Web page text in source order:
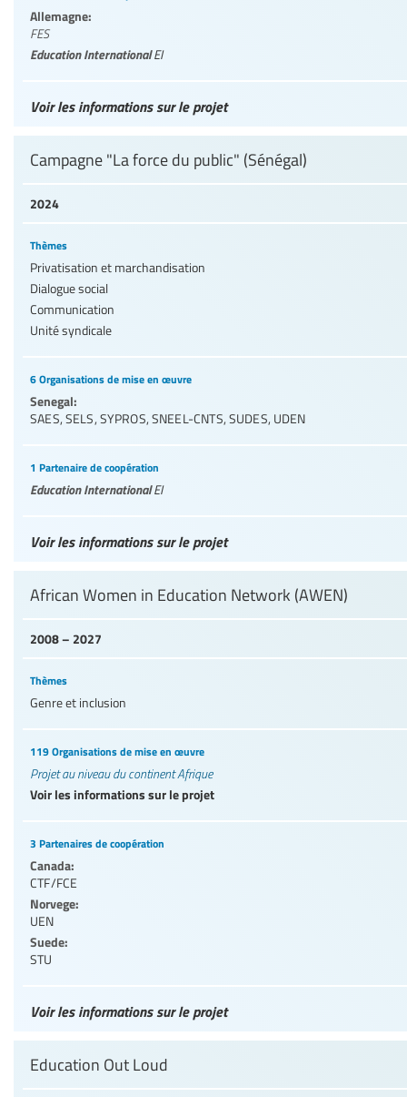
Allemagne:
FES
Education InternationalEI
Voir les informations sur le projet
2024
Campagne "La force du public" (Sénégal)
Thèmes
Privatisation et marchandisation
Dialogue social
Communication
Unité syndicale
6 Organisations de mise en œuvre
Senegal:
SAES, SELS, SYPROS, SNEEL-CNTS, SUDES, UDEN
1 Partenaire de coopération
Education InternationalEI
Voir les informations sur le projet
2008 – 2027
African Women in Education Network (AWEN)
Thèmes
Genre et inclusion
119 Organisations de mise en œuvre
Projet au niveau du continent Afrique
Voir les informations sur le projet
3 Partenaires de coopération
Canada:
CTF/FCE
Norvege:
UEN
Suede:
STU
Voir les informations sur le projet
Education Out Loud